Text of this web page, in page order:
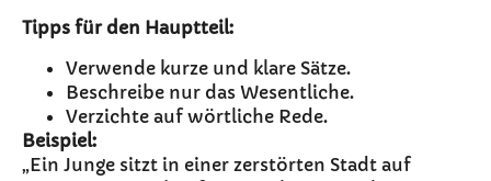
Tipps für den Hauptteil:
Verwende kurze und klare Sätze.
Beschreibe nur das Wesentliche.
Verzichte auf wörtliche Rede.
Beispiel:
„Ein Junge sitzt in einer zerstörten Stadt auf